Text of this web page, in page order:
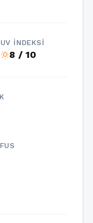
UV İNDEKSI
wb_sunny8 / 10